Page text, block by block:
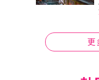
更